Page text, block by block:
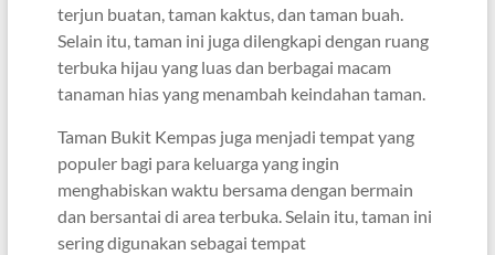
terjun buatan, taman kaktus, dan taman buah.
Selain itu, taman ini juga dilengkapi dengan ruang
terbuka hijau yang luas dan berbagai macam
tanaman hias yang menambah keindahan taman.
Taman Bukit Kempas juga menjadi tempat yang
populer bagi para keluarga yang ingin
menghabiskan waktu bersama dengan bermain
dan bersantai di area terbuka. Selain itu, taman ini
sering digunakan sebagai tempat